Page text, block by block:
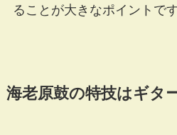
ることが大きなポイントです
海老原鼓の特技はギタ